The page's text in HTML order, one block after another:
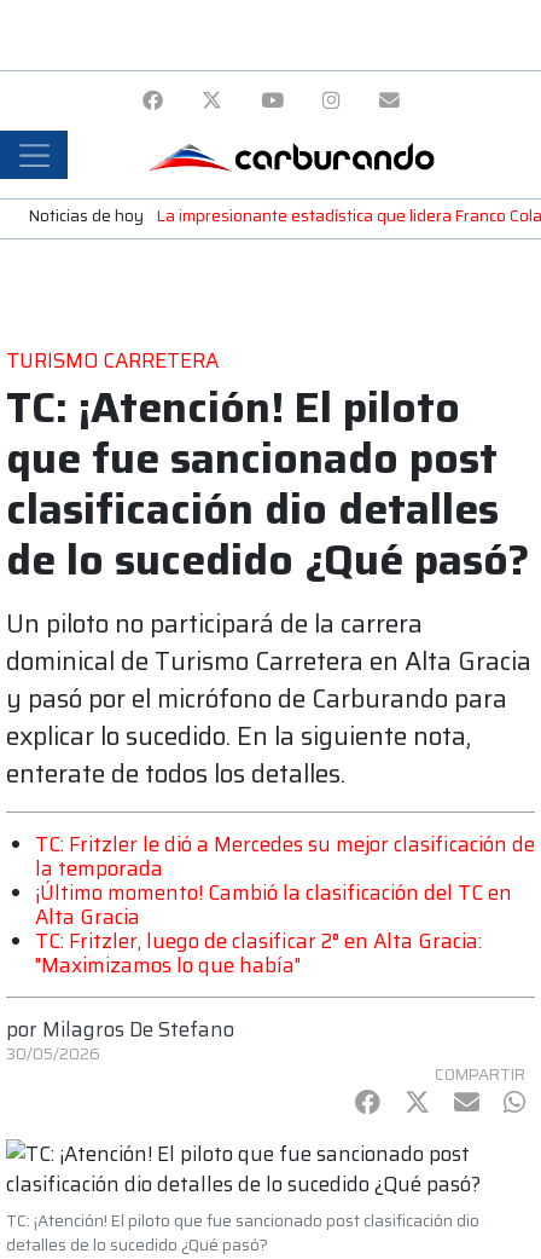
Noticias de hoy La impresionante estadística que lidera Franco
TURISMO CARRETERA
TC: ¡Atención! El piloto
que fue sancionado post
clasificación dio detalles
de lo sucedido ¿Qué pasó?
Un piloto no participará de la carrera
dominical de Turismo Carretera en Alta Gracia
y pasó por el micrófono de Carburando para
explicar lo sucedido. En la siguiente nota,
enterate de todos los detalles.
TC: Fritzler le dió a Mercedes su mejor clasificación de
la temporada
¡Último momento! Cambió la clasificación del TC en
Alta Gracia
TC: Fritzler, luego de clasificar 2° en Alta Gracia:
"Maximizamos lo que había"
por Milagros De Stefano
30/05/2026
COMPARTIR
Facebook
Twitter
mail
TC: ¡Atención! El piloto que fue sancionado post clasificación dio
detalles de lo sucedido ¿Qué pasó?